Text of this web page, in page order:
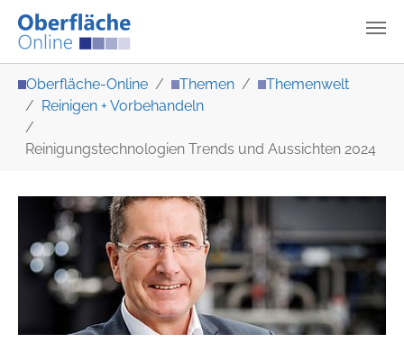
Oberfläche-Online Themen
Themenwelt
Reinigen + Vorbehandeln
Reinigungstechnologien Trends und Aussichten 2024